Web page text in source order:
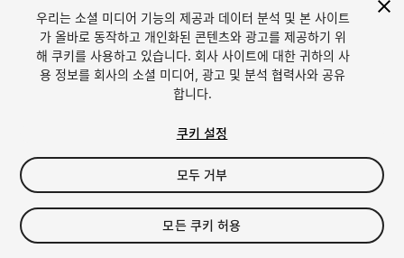
/5
$25
우리는 소셜 미디어 기능의 제공과 데이터 분석 및 본 사이트
가 올바로 동작하고 개인화된 콘텐츠와 광고를 제공하기 위
해 쿠키를 사용하고 있습니다. 회사 사이트에 대한 귀하의 사
용 정보를 회사의 소셜 미디어, 광고 및 분석 협력사와 공유
합니다.
쿠키 설정
모두 거부
모든 쿠키 허용